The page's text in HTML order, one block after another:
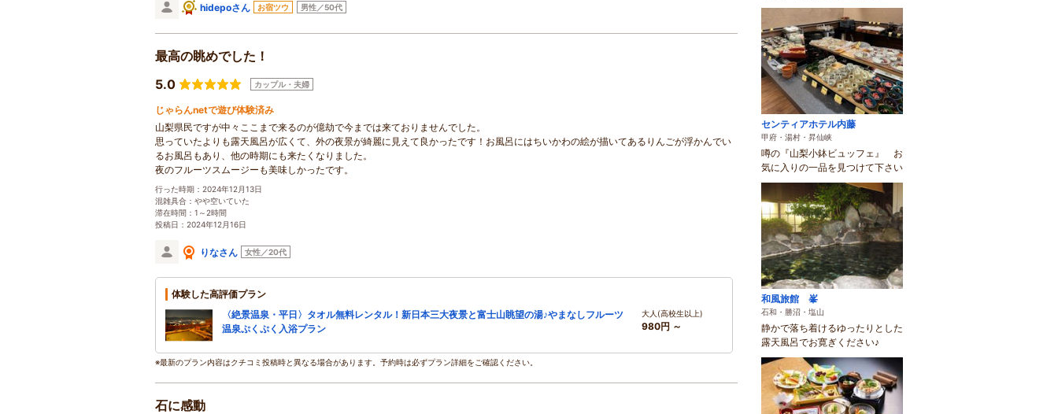
hidepoさん お宿ツウ 男性／50代
最高の眺めでした！
5.0
カップル・夫婦
じゃらんnetで遊び体験済み
山梨県民ですが中々ここまで来るのが億劫で今までは来ておりませんでした。
思っていたよりも露天風呂が広くて、外の夜景が綺麗に見えて良かったです！お風呂にはちいかわの絵が描いてあるりんごが浮かんでい
るお風呂もあり、他の時期にも来たくなりました。
夜のフルーツスムージーも美味しかったです。
行った時期：2024年12月13日
混雑具合：やや空いていた
滞在時間：1～2時間
投稿日：2024年12月16日
りなさん 女性／20代
体験した高評価プラン
〈絶景温泉・平日〉タオル無料レンタル！新日本三大夜景と富士山眺望の湯♪やまなしフルーツ
温泉ぷくぷく入浴プラン
大人(高校生以上)
980円 ～
※最新のプラン内容はクチコミ投稿時と異なる場合があります。予約時は必ずプラン詳細をご確認ください。
石に感動
センティアホテル内藤
甲府・湯村・昇仙峡
噂の『山梨小鉢ビュッフェ』 お
気に入りの一品を見つけて下さい
和風旅館 峯
石和・勝沼・塩山
静かで落ち着けるゆったりとした
露天風呂でお寛ぎください♪